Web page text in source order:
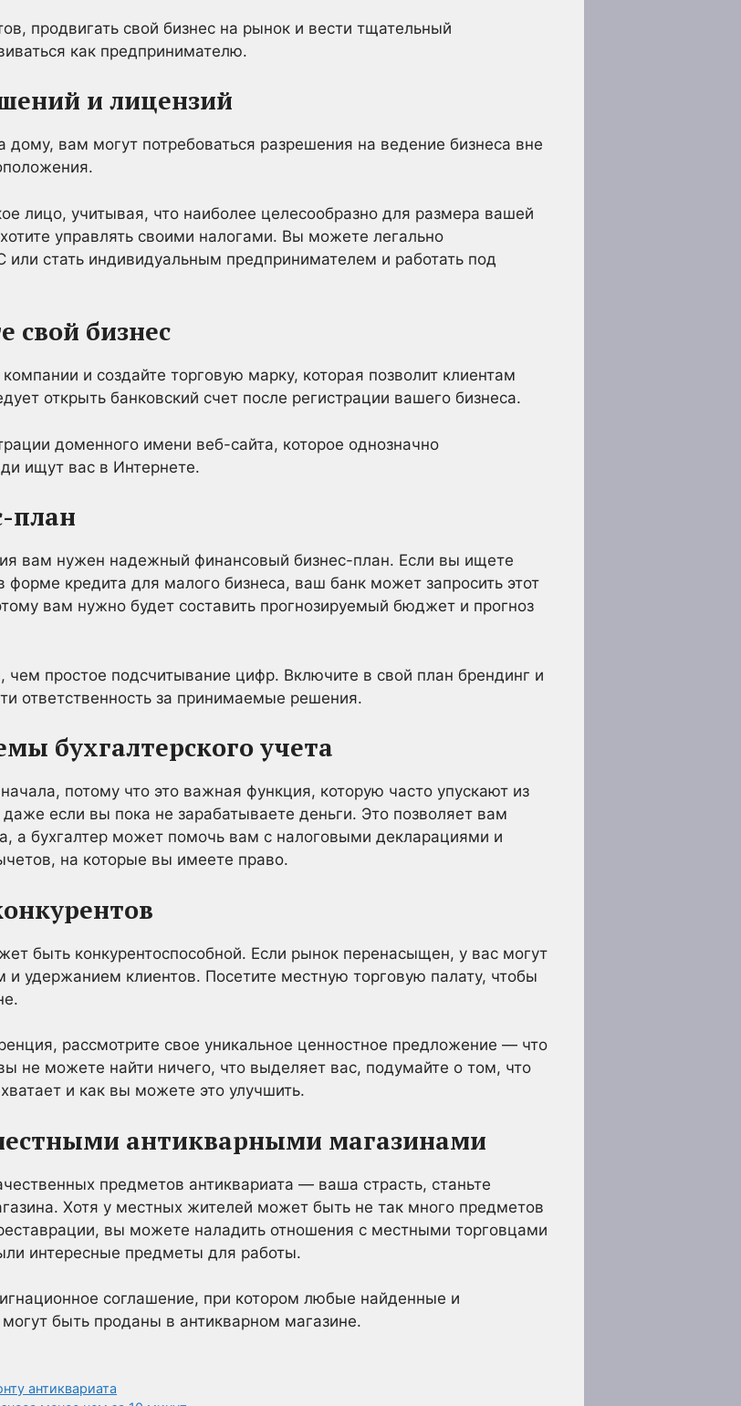
продвигать свой бизнес на рынок и вести тщательный
как предпринимателю.
и лицензий
дому, вам могут потребоваться разрешения на ведение бизнеса вне
лицо, учитывая, что наиболее целесообразно для размера вашей
управлять своими налогами. Вы можете легально
или стать индивидуальным предпринимателем и работать под
свой бизнес
и создайте торговую марку, которая позволит клиентам
открыть банковский счет после регистрации вашего бизнеса.
доменного имени веб-сайта, которое однозначно
ищут вас в Интернете.
план
вам нужен надежный финансовый бизнес-план. Если вы ищете
форме кредита для малого бизнеса, ваш банк может запросить этот
вам нужно будет составить прогнозируемый бюджет и прогноз
чем простое подсчитывание цифр. Включите в свой план брендинг и
ответственность за принимаемые решения.
бухгалтерского учета
потому что это важная функция, которую часто упускают из
если вы пока не зарабатываете деньги. Это позволяет вам
а бухгалтер может помочь вам с налоговыми декларациями и
на которые вы имеете право.
быть конкурентоспособной. Если рынок перенасыщен, у вас могут
и удержанием клиентов. Посетите местную торговую палату, чтобы
рассмотрите свое уникальное ценностное предложение — что
не можете найти ничего, что выделяет вас, подумайте о том, что
и как вы можете это улучшить.
антикварными магазинами
предметов антиквариата — ваша страсть, станьте
Хотя у местных жителей может быть не так много предметов
вы можете наладить отношения с местными торговцами
интересные предметы для работы.
соглашение, при котором любые найденные и
быть проданы в антикварном магазине.
антиквариата